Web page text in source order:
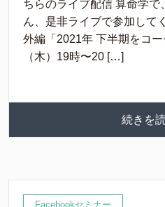
ちらのライブ配信 算命学で
ん、是非ライブで参加して
外編「2021年 下半期をコ
（木）19時〜20 […]
続きを
Facebookセミナー